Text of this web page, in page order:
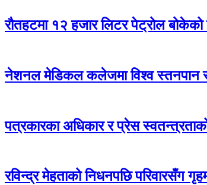
रौतहटमा १२ हजार लिटर पेट्रोल
नेशनल मेडिकल कलेजमा विश्व स्तनपान
पत्रकारका अधिकार र प्रेस
रविन्द्र मेहताको निधनपछि परिवारसँग